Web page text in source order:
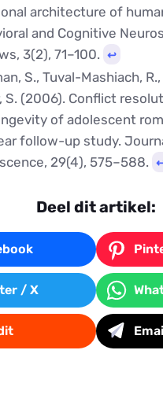
architecture of
and Cognitive
3(2), 71–100. ↩︎
S., Tuval-Mashiach,
S. (2006). Conflict
of adolescent
follow-up study.
29(4), 575–588.
Deel dit artikel:
/ X